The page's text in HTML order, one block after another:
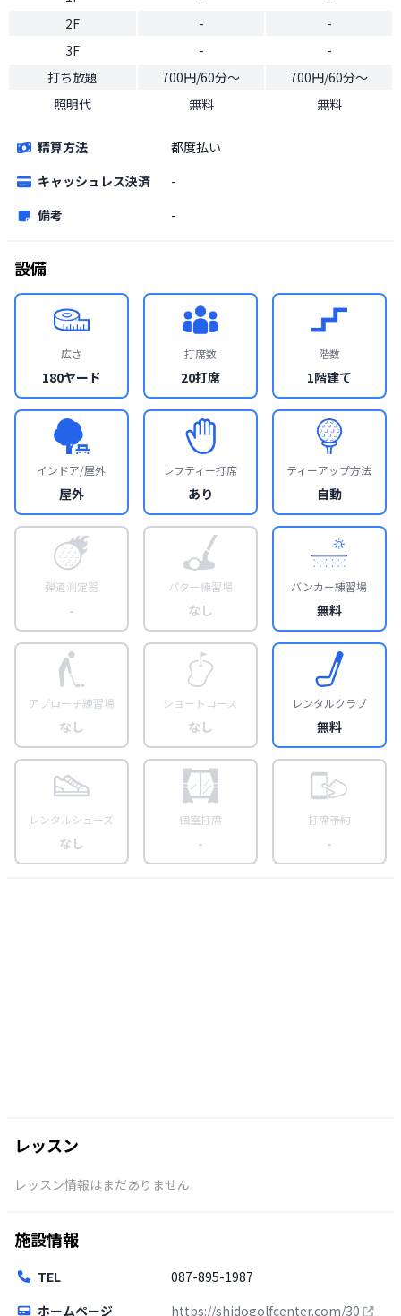
2F
-
-
3F
-
-
打ち放題
700円/60分〜
700円/60分〜
照明代
無料 無料
精算方法
都度払い
キャッシュレス決済
-
備考
-
設備
広さ
180ヤード
打席数
20打席
階数
1階建て
インドア/屋外
屋外
レフティー打席
あり
ティーアップ方法
自動
弾道測定器
-
パター練習場
なし
バンカー練習場
無料
アプローチ練習場
なし
ショートコース
なし
レンタルクラブ
無料
レンタルシューズ
なし
個室打席
-
打席予約
-
レッスン
レッスン情報はまだありません
施設情報
TEL
087-895-1987
ホームページ
https://shidogolfcenter.com/30